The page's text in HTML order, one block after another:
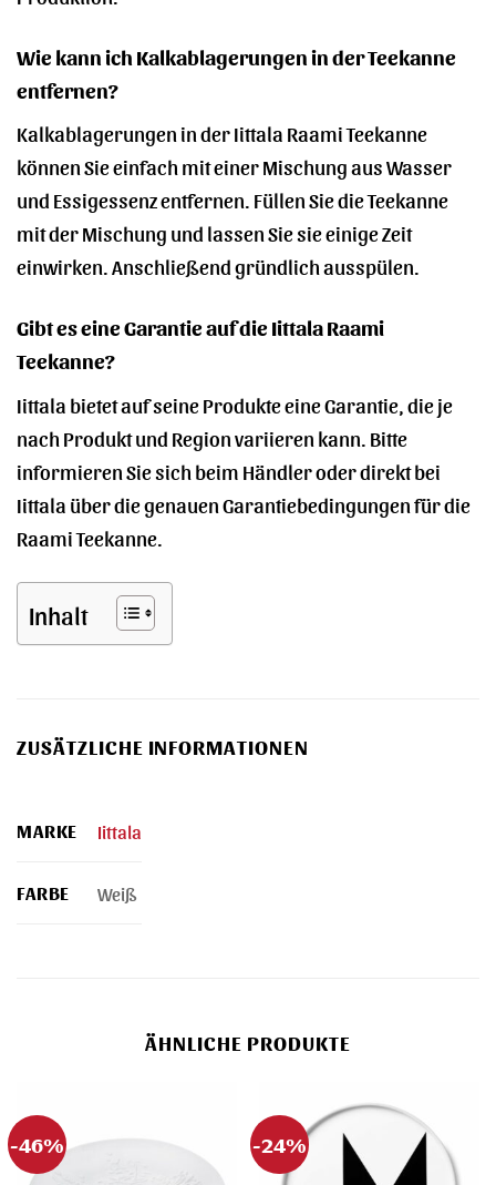
Wie kann ich Kalkablagerungen in der Teekanne
entfernen?
Kalkablagerungen in der Iittala Raami Teekanne
können Sie einfach mit einer Mischung aus Wasser
und Essigessenz entfernen. Füllen Sie die Teekanne
mit der Mischung und lassen Sie sie einige Zeit
einwirken. Anschließend gründlich ausspülen.
Gibt es eine Garantie auf die Iittala Raami
Teekanne?
Iittala bietet auf seine Produkte eine Garantie, die je
nach Produkt und Region variieren kann. Bitte
informieren Sie sich beim Händler oder direkt bei
Iittala über die genauen Garantiebedingungen für die
Raami Teekanne.
Inhalt
ZUSÄTZLICHE INFORMATIONEN
MARKE Iittala
FARBE Weiß
ÄHNLICHE PRODUKTE
-46% -24%